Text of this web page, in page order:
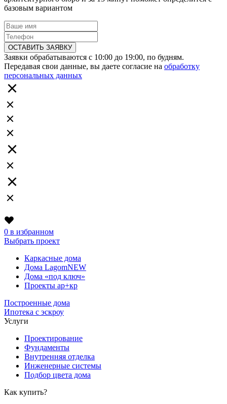
базовым вариантом
ОСТАВИТЬ ЗАЯВКУ
Заявки обрабатываются с 10:00 до 19:00, по будням.
Передавая свои данные, вы даете согласие на обработку
персональных данных
0 в избранном
Выбрать проект
Каркасные дома
Дома LagomNEW
Дома «под ключ»
Проекты ар+кр
Построенные дома
Ипотека с эскроу
Услуги
Проектирование
Фундаменты
Внутренняя отделка
Инженерные системы
Подбор цвета дома
Как купить?